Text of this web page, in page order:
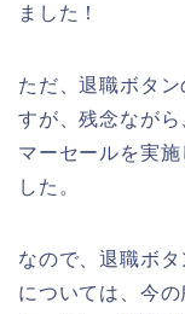
ました！
ただ、退職ボタ
すが、残念なが
マーセールを実
した。
なので、退職ボ
については、今